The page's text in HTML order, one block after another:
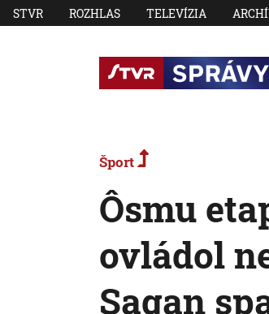
STVR ROZHLAS TELEVÍZIA
Šport
Ôsmu
ovládol
Sagan